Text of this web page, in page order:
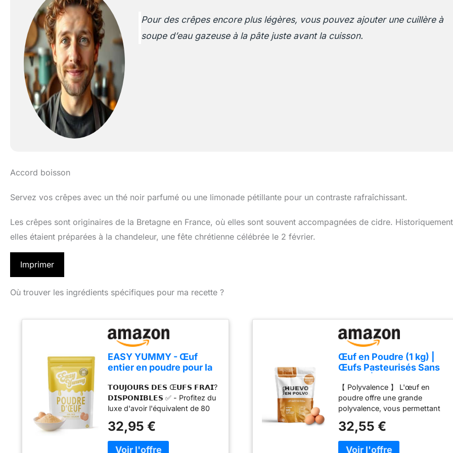
Pour des crêpes encore plus légères, vous pouvez ajouter une cuillère à
soupe d’eau gazeuse à la pâte juste avant la cuisson.
Accord boisson
Servez vos crêpes avec un thé noir parfumé ou une limonade pétillante pour un contraste rafraîchissant.
Les crêpes sont originaires de la Bretagne en France, où elles sont souvent accompagnées de cidre.
elles étaient préparées à la chandeleur, une fête chrétienne célébrée le 2 février.
Imprimer
Où trouver les ingrédients spécifiques pour ma recette ?
EASY YUMMY - Œuf
entier en poudre pour la
d'œuf en poudre
𝗧𝗢𝗨𝗝𝗢𝗨𝗥𝗦 𝗗𝗘𝗦 Œ𝗨𝗙𝗦 𝗙𝗥𝗔𝗜?
𝗗𝗜𝗦𝗣𝗢𝗡𝗜𝗕𝗟𝗘𝗦 ✅ - Profitez du
luxe d'avoir l'équivalent de 80
tout moment. Notre poudre
d'œufs déshydratés vous
garantit de ne jamais manquer
32,95 €
Œuf en Poudre (1 kg) |
Œufs Pasteurisés Sans
| Sans Additifs | Produits
Sans Lactose |
Présentation en Sachet
Zip
【 Polyvalence 】 L'œuf en
poudre offre une grande
polyvalence, vous permettant
variété de recettes. Des plats
salés aux desserts sucrés, il
s'adapte à toutes les
32,55 €